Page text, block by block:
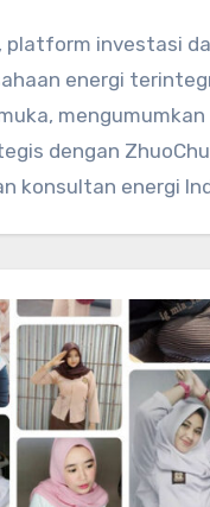
platform investasi
energi
dengan
konsultan energi